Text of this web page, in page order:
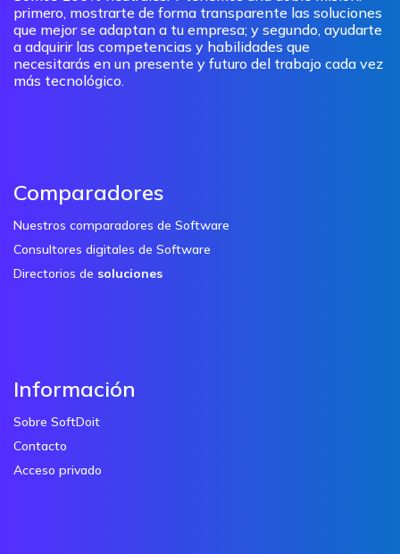
primero, mostrarte de forma transparente las soluciones
que mejor se adaptan a tu empresa; y segundo, ayudarte
a adquirir las competencias y habilidades que
necesitarás en un presente y futuro del trabajo cada vez
más tecnológico.
Comparadores
Nuestros comparadores de Software
Consultores digitales de Software
Directorios de soluciones
Información
Sobre SoftDoit
Contacto
Acceso privado